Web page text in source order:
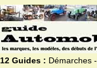
12 Guides : Démarches